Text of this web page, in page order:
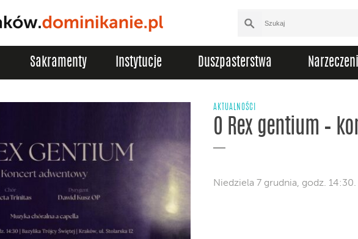
Sakramenty Instytucje Duszpasterstwa Narzeczeni
AKTUALNOŚCI
O Rex gentium –
Niedziela 7 grudnia, godz. 14:30.